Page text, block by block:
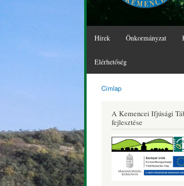
Hírek Önkormányzat
Elérhetőség
Kemence
Község
Honlapja
Címlap
A Kemencei Ifjúsági
fejlesztése